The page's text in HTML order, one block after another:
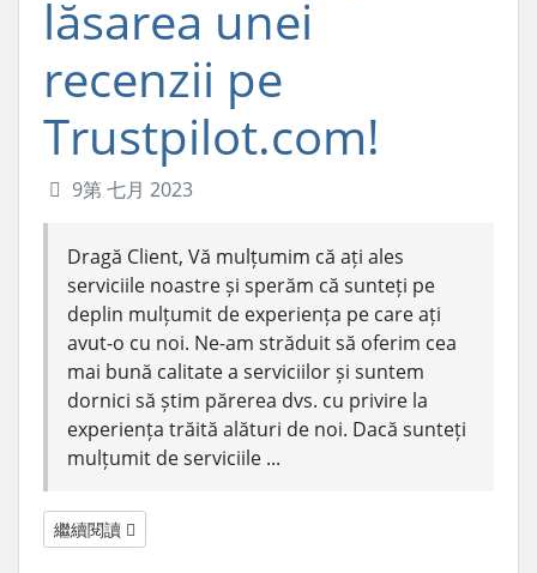
lăsarea unei
recenzii pe
Trustpilot.com!
9第 七月 2023
Dragă Client, Vă mulțumim că ați ales
serviciile noastre și sperăm că sunteți pe
deplin mulțumit de experiența pe care ați
avut-o cu noi. Ne-am străduit să oferim cea
mai bună calitate a serviciilor și suntem
dornici să știm părerea dvs. cu privire la
experiența trăită alături de noi. Dacă sunteți
mulțumit de serviciile ...
繼續閱讀